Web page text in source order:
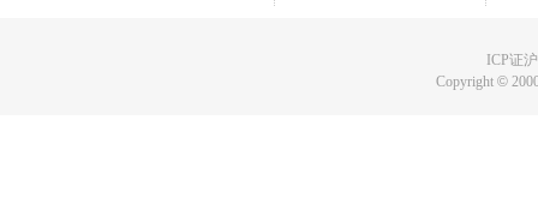
ICP证
Copyright©